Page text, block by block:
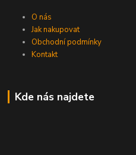
O nás
Jak nakupovat
Obchodní podmínky
Kontakt
Kde nás najdete